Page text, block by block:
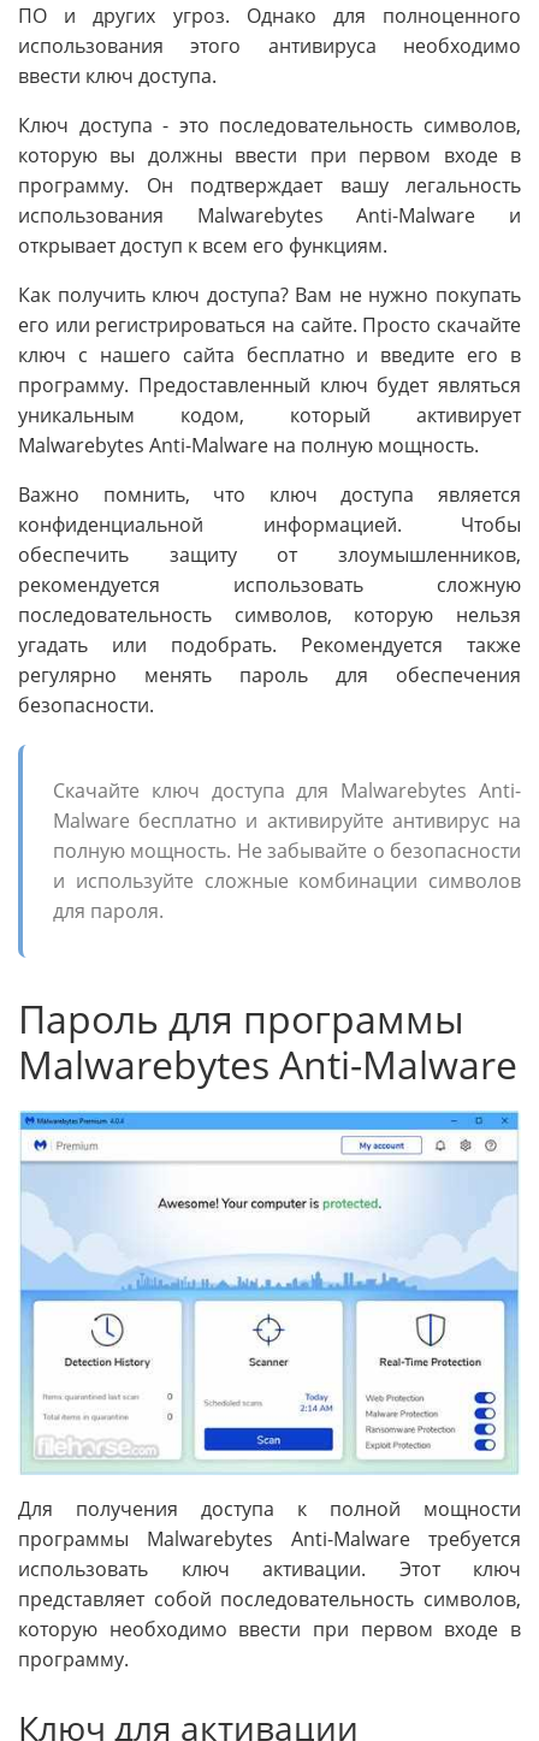
ПО и других угроз. Однако для полноценного
использования этого антивируса необходимо
ввести ключ доступа.
Ключ доступа - это последовательность символов,
которую вы должны ввести при первом входе в
программу. Он подтверждает вашу легальность
использования Malwarebytes Anti-Malware и
открывает доступ к всем его функциям.
Как получить ключ доступа? Вам не нужно покупать
его или регистрироваться на сайте. Просто скачайте
ключ с нашего сайта бесплатно и введите его в
программу. Предоставленный ключ будет являться
уникальным кодом, который активирует
Malwarebytes Anti-Malware на полную мощность.
Важно помнить, что ключ доступа является
конфиденциальной информацией. Чтобы
обеспечить защиту от злоумышленников,
рекомендуется использовать сложную
последовательность символов, которую нельзя
угадать или подобрать. Рекомендуется также
регулярно менять пароль для обеспечения
безопасности.
Скачайте ключ доступа для Malwarebytes Anti-
Malware бесплатно и активируйте антивирус на
полную мощность. Не забывайте о безопасности
и используйте сложные комбинации символов
для пароля.
Пароль для программы
Malwarebytes Anti-Malware
Для получения доступа к полной мощности
программы Malwarebytes Anti-Malware требуется
использовать ключ активации. Этот ключ
представляет собой последовательность символов,
которую необходимо ввести при первом входе в
программу.
Ключ для активации